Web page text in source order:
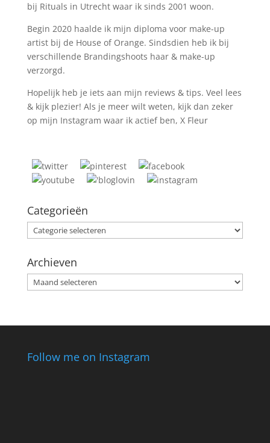
bij Rituals in Utrecht waar ik sinds 2001 woon.
Begin 2020 haalde ik mijn diploma voor make-up
artist bij de House of Orange. Sindsdien heb ik bij
verschillende Brandingshoots haar & make-up
verzorgd.
Hopelijk heb je iets aan mijn reviews & tips. Veel lees
& kijk plezier! Als je meer wilt weten, kijk dan zeker
op mijn Instagram waar ik actief ben, X Fleur
Categorieën
Categorieën
Archieven
Archieven
Follow me on Instagram